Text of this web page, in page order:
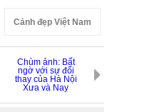
Cảnh đẹp Việt Nam
Chùm ảnh: Bất
ngờ với sự đổi
thay của Hà Nội
Xưa và Nay